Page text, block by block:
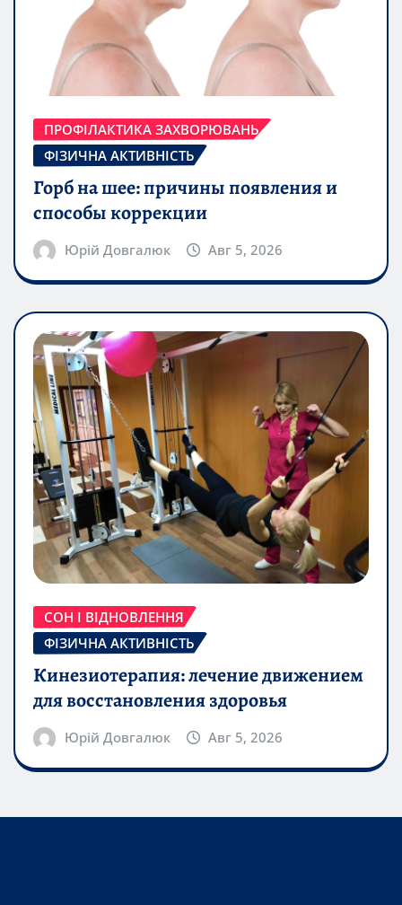
ПРОФІЛАКТИКА ЗАХВОРЮВАНЬ
ФІЗИЧНА АКТИВНІСТЬ
Горб на шее: причины появления и
способы коррекции
Юрій Довгалюк Авг 5, 2026
СОН І ВІДНОВЛЕННЯ
ФІЗИЧНА АКТИВНІСТЬ
Кинезиотерапия: лечение движением
для восстановления здоровья
Юрій Довгалюк Авг 5, 2026